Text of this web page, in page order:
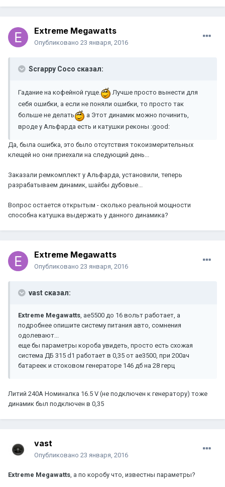
Extreme Megawatts
Опубликовано 23 января, 2016
Scrappy Coco сказал:
Гадание на кофейной гуще.
Лучше просто вынести для
себя ошибки, а если не поняли ошибки, то просто так
больше не делать
а Этот динамик можно починить,
вроде у Альфарда есть и катушки реконы :good:
Да, была ошибка, это было отсутствия токоизмерительных
клещей но они приехали на следующий день...
Заказали ремкомплект у Альфарда, установили, теперь
разрабатываем динамик, шайбы дубовые...
Вопрос остается открытым - сколько реальной мощности
способна катушка выдержать у данного динамика?
Extreme Megawatts
Опубликовано 23 января, 2016
vast сказал:
Extreme Megawatts, ае5500 до 16 вольт работает, а
подробнее опишите систему питания авто, сомнения
одолевают...
еще бы параметры короба увидеть, просто есть схожая
система ДБ 315 d1 работает в 0,35 от ае3500, при 200ач
батареек и стоковом генераторе 146 дб на 28 герц
Литий 240A Номиналкa 16.5 V (не подключен к генератору) тоже
динамик был подключен в 0,35
vast
Опубликовано 23 января, 2016
Extreme Megawatts, а по коробу что, известны параметры?